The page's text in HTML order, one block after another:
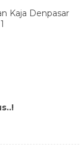
Kaja Denpasar